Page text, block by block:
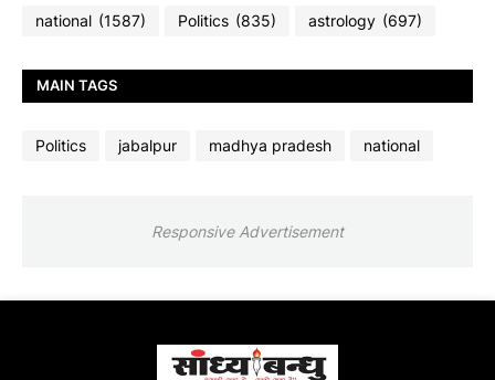
national (1587) Politics (835) astrology (697)
MAIN TAGS
Politics jabalpur madhya pradesh national
Responsive Advertisement